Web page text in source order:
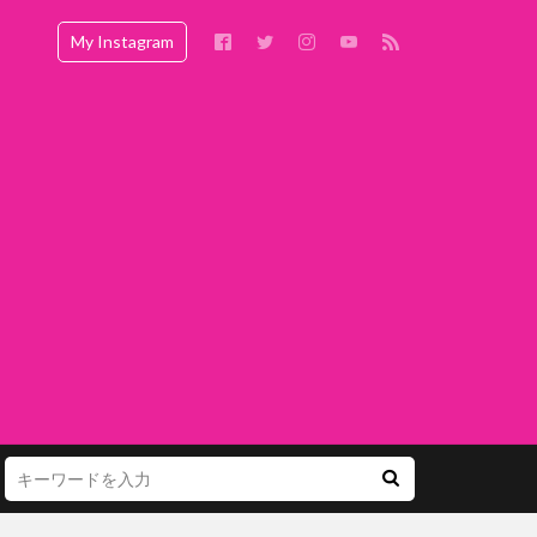
My Instagram